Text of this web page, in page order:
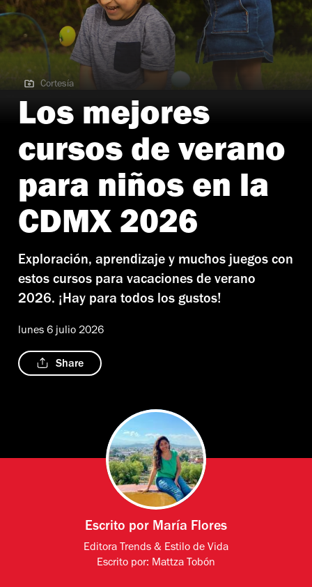
Cortesía | Curso de verano
Cortesía
Los mejores
cursos de verano
para niños en la
CDMX 2026
Exploración, aprendizaje y muchos juegos con
estos cursos para vacaciones de verano
2026. ¡Hay para todos los gustos!
lunes 6 julio 2026
Share
Escrito por María Flores
Editora Trends & Estilo de Vida
Escrito por: Mattza Tobón